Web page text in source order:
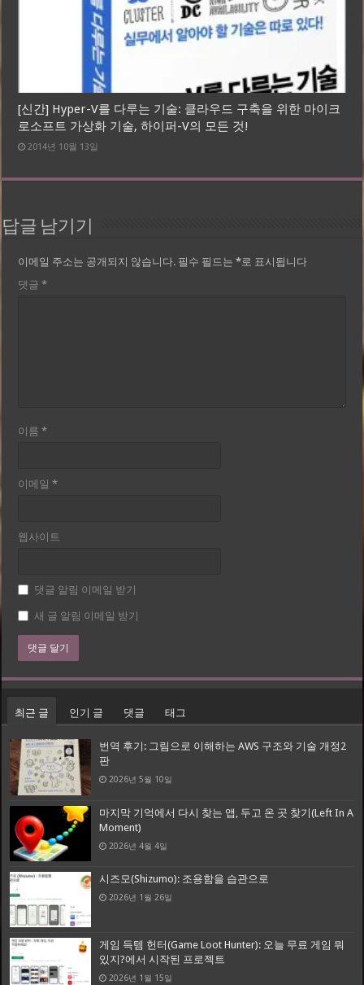
[신간] Hyper-V를 다루는 기술: 클라우드 구축을 위한 마이크
로소프트 가상화 기술, 하이퍼-V의 모든 것!
2014년 10월 13일
답글 남기기
이메일 주소는 공개되지 않습니다. 필수 필드는*로 표시됩니다
댓글*
이름*
이메일*
웹사이트
댓글 알림 이메일 받기
새 글 알림 이메일 받기
최근 글 인기 글 댓글 태그
번역 후기: 그림으로 이해하는 AWS 구조와 기술 개정2
판
2026년 5월 10일
마지막 기억에서 다시 찾는 앱, 두고 온 곳 찾기(Left In A
Moment)
2026년 4월 4일
시즈모(Shizumo): 조용함을 습관으로
2026년 1월 26일
게임 득템 헌터(Game Loot Hunter): 오늘 무료 게임 뭐
있지?에서 시작된 프로젝트
2026년 1월 15일